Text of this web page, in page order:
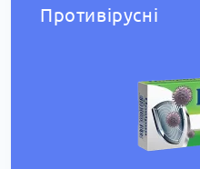
Противірусні